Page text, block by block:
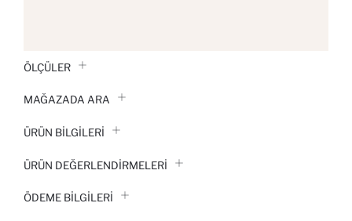
ÖLÇÜLER
MAĞAZADA ARA
ÜRÜN BILGILERI
ÜRÜN DEĞERLENDİRMELERİ
ÖDEME BİLGİLERİ